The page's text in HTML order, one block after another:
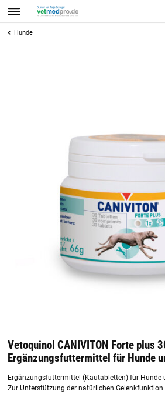
Hunde
Vetoquinol CANIVITON Forte plus
Ergänzungsfuttermittel für Hunde
Ergänzungsfuttermittel (Kautabletten) für Hunde
Zur Unterstützung der natürlichen Gelenkfunktion